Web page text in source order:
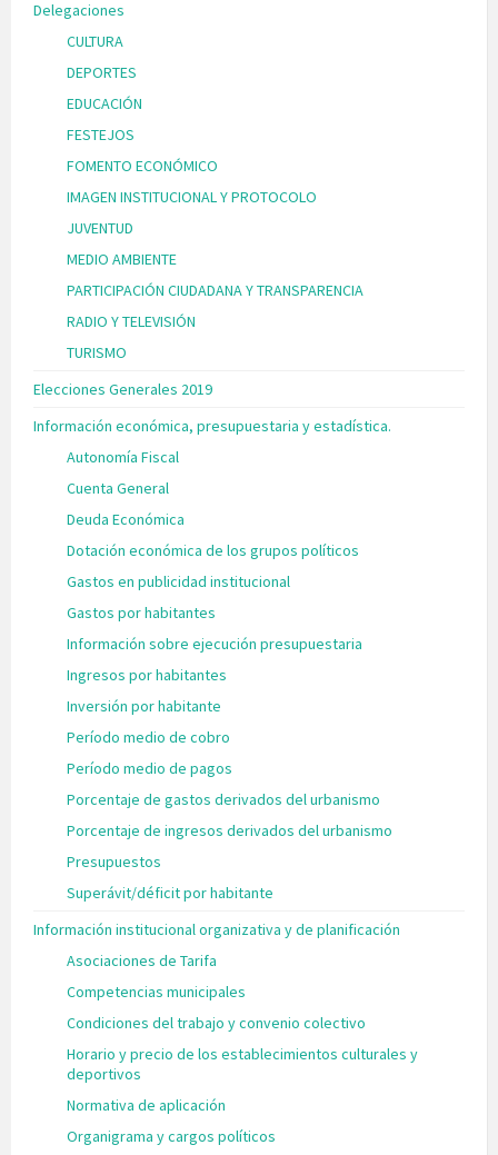
Delegaciones
CULTURA
DEPORTES
EDUCACIÓN
FESTEJOS
FOMENTO ECONÓMICO
IMAGEN INSTITUCIONAL Y PROTOCOLO
JUVENTUD
MEDIO AMBIENTE
PARTICIPACIÓN CIUDADANA Y TRANSPARENCIA
RADIO Y TELEVISIÓN
TURISMO
Elecciones Generales 2019
Información económica, presupuestaria y estadística.
Autonomía Fiscal
Cuenta General
Deuda Económica
Dotación económica de los grupos políticos
Gastos en publicidad institucional
Gastos por habitantes
Información sobre ejecución presupuestaria
Ingresos por habitantes
Inversión por habitante
Período medio de cobro
Período medio de pagos
Porcentaje de gastos derivados del urbanismo
Porcentaje de ingresos derivados del urbanismo
Presupuestos
Superávit/déficit por habitante
Información institucional organizativa y de planificación
Asociaciones de Tarifa
Competencias municipales
Condiciones del trabajo y convenio colectivo
Horario y precio de los establecimientos culturales y
deportivos
Normativa de aplicación
Organigrama y cargos políticos